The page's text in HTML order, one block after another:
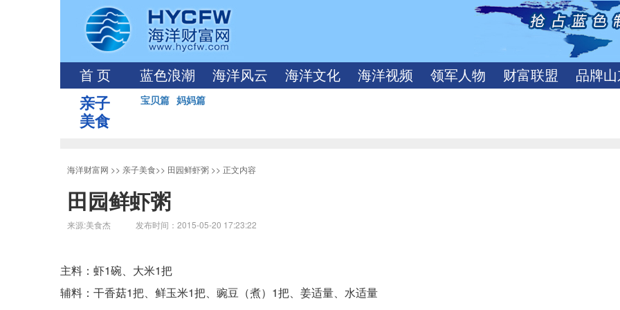
首 页 蓝色浪潮 海洋风云 海洋文化 海洋视频 领军人物 财富联盟 品牌
亲子
美食
宝贝篇 妈妈篇
海洋财富网 >> 亲子美食>> 田园鲜虾粥 >> 正文内容
田园鲜虾粥
来源:美食杰 发布时间：2015-05-20 17:23:22
主料：虾1碗、大米1把
辅料：干香菇1把、鲜玉米1把、豌豆（煮）1把、姜适量、水适量